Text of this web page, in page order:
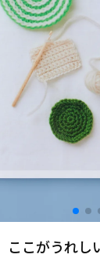
ここがうれし